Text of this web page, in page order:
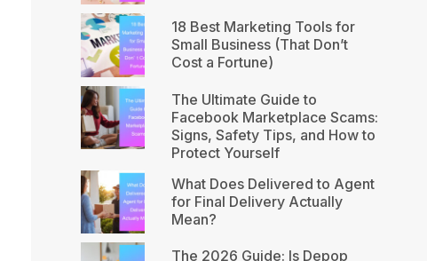
18 Best Marketing Tools for
Small Business (That Don’t
Cost a Fortune)
The Ultimate Guide to
Facebook Marketplace Scams:
Signs, Safety Tips, and How to
Protect Yourself
What Does Delivered to Agent
for Final Delivery Actually
Mean?
The 2026 Guide: Is Depop